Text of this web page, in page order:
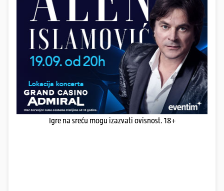
Igre na sreću mogu izazvati ovisnost. 18+